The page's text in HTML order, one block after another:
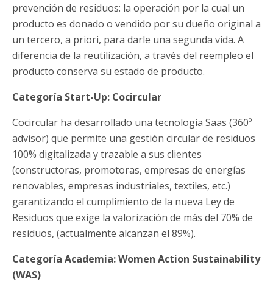
prevención de residuos: la operación por la cual un
producto es donado o vendido por su dueño original a
un tercero, a priori, para darle una segunda vida. A
diferencia de la reutilización, a través del reempleo el
producto conserva su estado de producto.
Categoría Start-Up: Cocircular
Cocircular ha desarrollado una tecnología Saas (360º
advisor) que permite una gestión circular de residuos
100% digitalizada y trazable a sus clientes
(constructoras, promotoras, empresas de energías
renovables, empresas industriales, textiles, etc.)
garantizando el cumplimiento de la nueva Ley de
Residuos que exige la valorización de más del 70% de
residuos, (actualmente alcanzan el 89%).
Categoría Academia: Women Action Sustainability
(WAS)